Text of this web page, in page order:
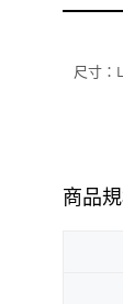
尺寸：
商品